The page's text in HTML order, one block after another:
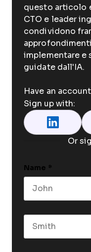
questo articolo
CTO e leader
condividono
implementare e
guidate dall'IA.
Have an
Sign up with:
Or
Name *